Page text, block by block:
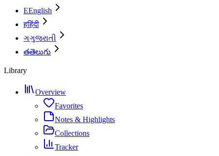
EEnglish
हहिंदी
ગગુજરાતી
తతెలుగు
Library
Overview
Favorites
Notes & Highlights
Collections
Tracker